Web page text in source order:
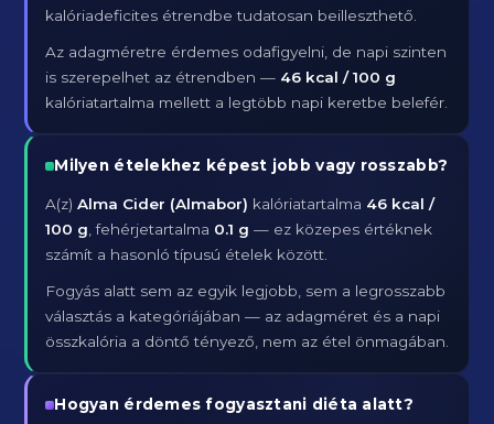
kalóriadeficites étrendbe tudatosan beilleszthető.
Az adagméretre érdemes odafigyelni, de napi szinten
is szerepelhet az étrendben — 46 kcal / 100 g
kalóriatartalma mellett a legtöbb napi keretbe belefér.
Milyen ételekhez képest jobb vagy rosszabb?
A(z)Alma Cider (Almabor) kalóriatartalma 46 kcal /
100 g , fehérjetartalma 0.1 g — ez közepes értéknek
számít a hasonló típusú ételek között.
Fogyás alatt sem az egyik legjobb, sem a legrosszabb
választás a kategóriájában — az adagméret és a napi
összkalória a döntő tényező, nem az étel önmagában.
Hogyan érdemes fogyasztani diéta alatt?